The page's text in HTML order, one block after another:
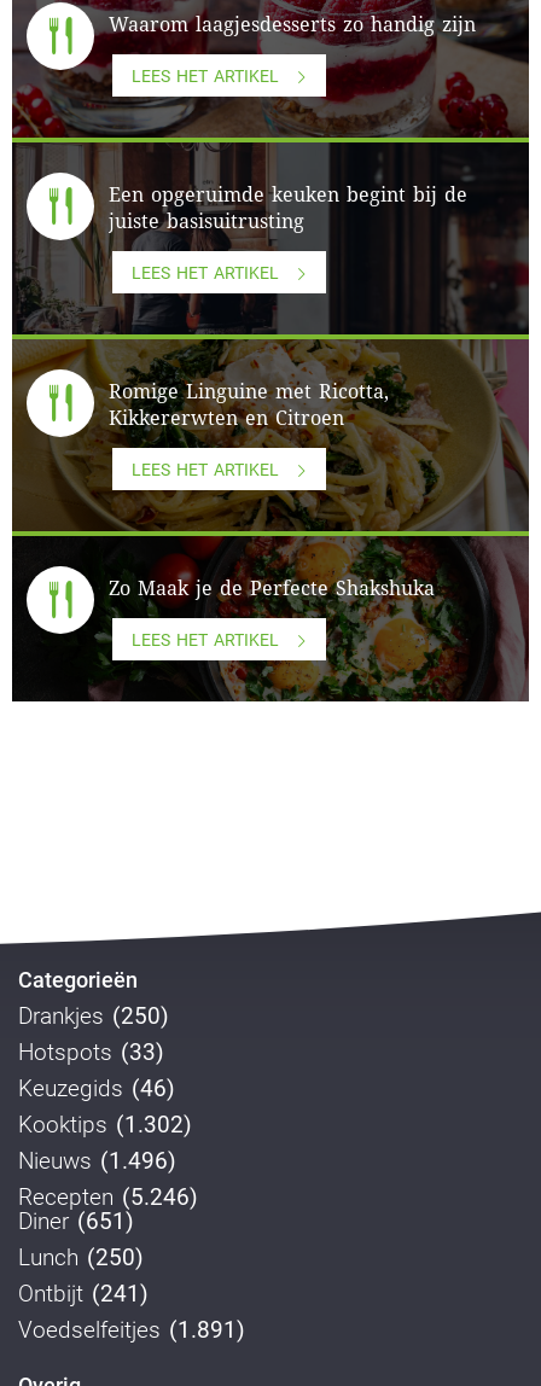
Waarom laagjesdesserts zo handig zijn
LEES HET ARTIKEL
Een opgeruimde keuken begint bij de
juiste basisuitrusting
LEES HET ARTIKEL
Romige Linguine met Ricotta,
Kikkererwten en Citroen
LEES HET ARTIKEL
Zo Maak je de Perfecte Shakshuka
LEES HET ARTIKEL
Categorieën
Drankjes (250)
Hotspots (33)
Keuzegids (46)
Kooktips (1.302)
Nieuws (1.496)
Recepten (5.246)
Diner (651)
Lunch (250)
Ontbijt (241)
Voedselfeitjes (1.891)